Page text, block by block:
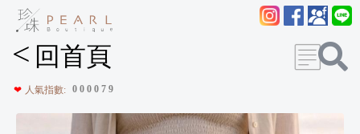
< 回首頁
❤ 人氣指數: 0 0 0 0 7 9